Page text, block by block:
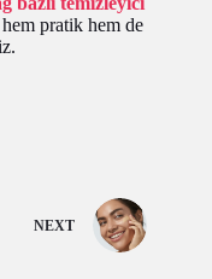
pratik hem de
NEXT